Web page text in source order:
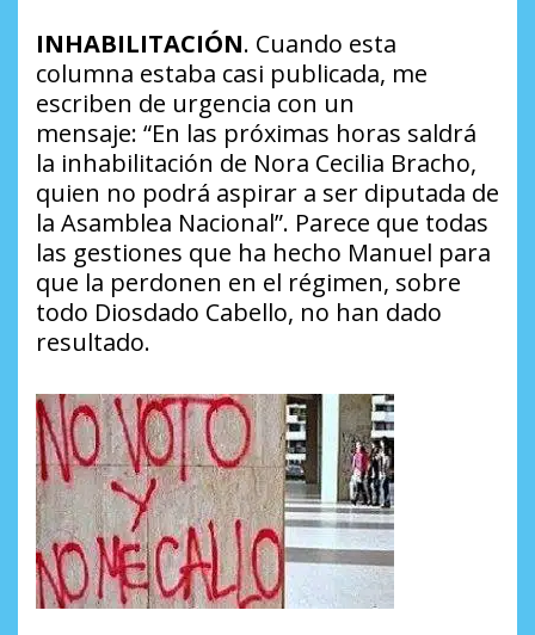
INHABILITACIÓN. Cuando esta
columna estaba casi publicada, me
escriben de urgencia con un
mensaje: “En las próximas horas saldrá
la inhabilitación de Nora Cecilia Bracho,
quien no podrá aspirar a ser diputada de
la Asamblea Nacional”. Parece que todas
las gestiones que ha hecho Manuel para
que la perdonen en el régimen, sobre
todo Diosdado Cabello, no han dado
resultado.